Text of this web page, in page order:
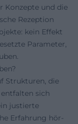
Konzepte und die
Rezeption
kein Effekt
Parameter,
Strukturen, die
sich
justierte
Erfahrung hör-